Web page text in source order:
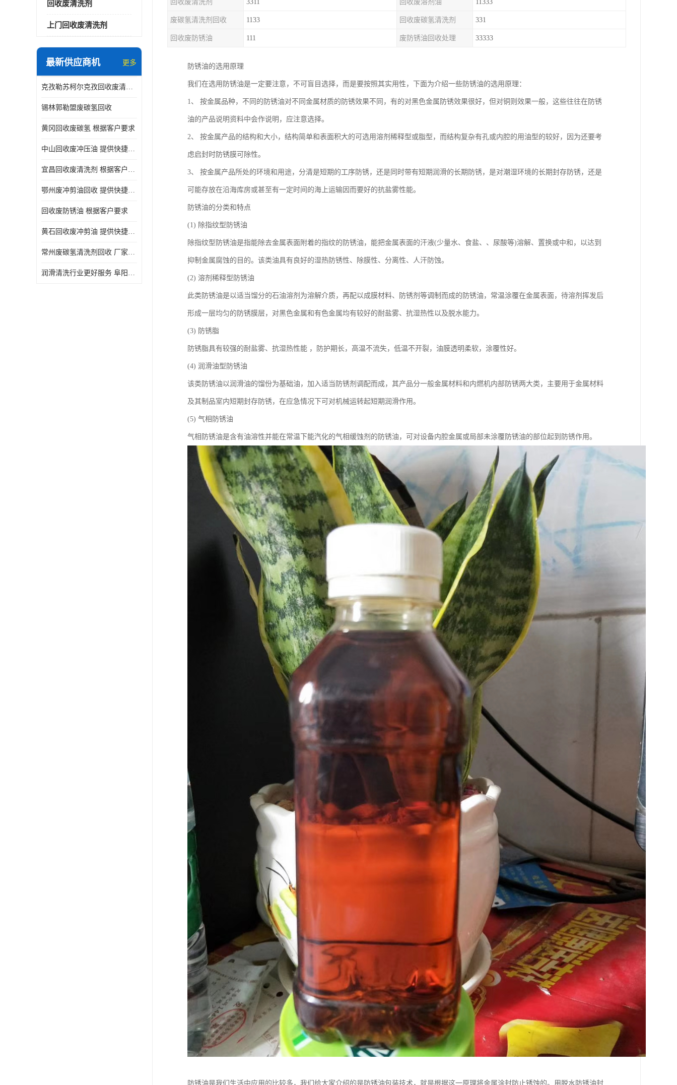
回收废清洗剂
上门回收废清洗剂
最新供应商机 更多
克孜勒苏柯尔克孜回收废清洗剂
锡林郭勒盟废碳氢回收
黄冈回收废碳氢 根据客户要求
中山回收废冲压油 提供快捷上门处理
宜昌回收废清洗剂 根据客户要求
鄂州废冲剪油回收 提供快捷上门处理
回收废防锈油 根据客户要求
黄石回收废冲剪油 提供快捷上门处理
常州废碳氢清洗剂回收 厂家价格
润滑清洗行业更好服务 阜阳回收废防锈油
回收废清洗剂 3311 回收废溶剂油 11333
废碳氢清洗剂回收 1133 回收废碳氢清洗剂 331
回收废防锈油 111 废防锈油回收处理 33333
防锈油的选用原理
我们在选用防锈油是一定要注意，不可盲目选择，而是要按照其实用性，下面为介绍一些防锈油的选用原理：
1、 按金属品种，不同的防锈油对不同金属材质的防锈效果不同，有的对黑色金属防锈效果很好，但对铜则效果一般，这些往往在防锈
油的产品说明资料中会作说明，应注意选择。
2、 按金属产品的结构和大小，结构简单和表面积大的可选用溶剂稀释型或脂型，而结构复杂有孔或内腔的用油型的较好，因为还要考
虑启封时防锈膜可除性。
3、 按金属产品所处的环境和用途，分清是短期的工序防锈，还是同时带有短期润滑的长期防锈，是对潮湿环境的长期封存防锈，还是
可能存放在沿海库房或甚至有一定时间的海上运输因而要好的抗盐雾性能。
防锈油的分类和特点
(1) 除指纹型防锈油
除指纹型防锈油是指能除去金属表面附着的指纹的防锈油，能把金属表面的汗液(少量水、食盐、、尿酸等)溶解、置换或中和，以达到
抑制金属腐蚀的目的。该类油具有良好的湿热防锈性、除膜性、分离性、人汗防蚀。
(2) 溶剂稀释型防锈油
此类防锈油是以适当馏分的石油溶剂为溶解介质，再配以成膜材料、防锈剂等调制而成的防锈油，常温涂覆在金属表面，待溶剂挥发后
形成一层均匀的防锈膜层，对黑色金属和有色金属均有较好的耐盐雾、抗湿热性以及脱水能力。
(3) 防锈脂
防锈脂具有较强的耐盐雾、抗湿热性能 ，防护期长，高温不流失，低温不开裂，油膜透明柔软，涂覆性好。
(4) 润滑油型防锈油
该类防锈油以润滑油的馏份为基础油，加入适当防锈剂调配而成，其产品分一般金属材料和内燃机内部防锈两大类，主要用于金属材料
及其制品室内短期封存防锈，在应急情况下可对机械运转起短期润滑作用。
(5) 气相防锈油
气相防锈油是含有油溶性并能在常温下能汽化的气相缓蚀剂的防锈油，可对设备内腔金属或局部未涂覆防锈油的部位起到防锈作用。
防锈油是我们生活中应用的比较多，我们给大家介绍的是防锈油包装技术，就是根据这一原理将金属涂封防止锈蚀的。用脱水防锈油封